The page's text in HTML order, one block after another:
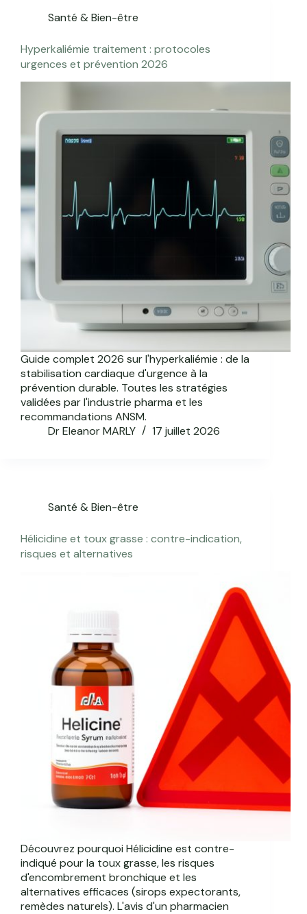
Santé & Bien-être
Hyperkaliémie traitement : protocoles
urgences et prévention 2026
Guide complet 2026 sur l'hyperkaliémie : de la
stabilisation cardiaque d'urgence à la
prévention durable. Toutes les stratégies
validées par l'industrie pharma et les
recommandations ANSM.
Dr Eleanor MARLY
17 juillet 2026
Santé & Bien-être
Hélicidine et toux grasse : contre-indication,
risques et alternatives
Découvrez pourquoi Hélicidine est contre-
indiqué pour la toux grasse, les risques
d'encombrement bronchique et les
alternatives efficaces (sirops expectorants,
remèdes naturels). L'avis d'un pharmacien